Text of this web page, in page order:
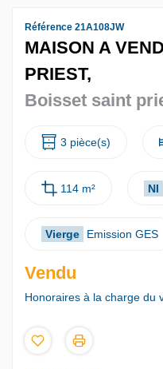
Référence 21A108JW
MAISON A
PRIEST,
Boisset saint
3 pièce(s)
114 m² NI
Vierge Emission GES
Vendu
Honoraires à la charge du